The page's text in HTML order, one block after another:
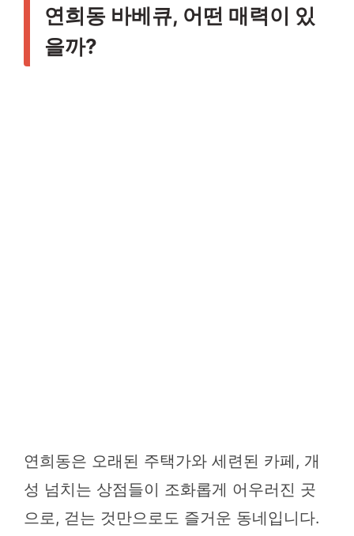
연희동 바베큐, 어떤 매력이 있
을까?
연희동은 오래된 주택가와 세련된 카페, 개
성 넘치는 상점들이 조화롭게 어우러진 곳
으로, 걷는 것만으로도 즐거운 동네입니다.